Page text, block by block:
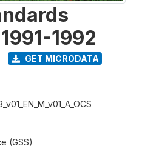
1992
GET MICRODATA
(GSS)